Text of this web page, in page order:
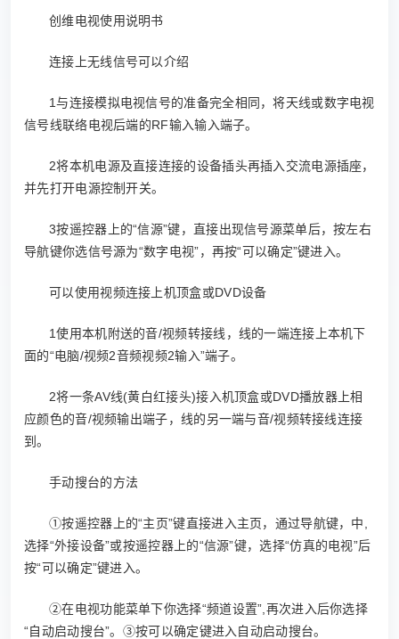
创维电视使用说明书
连接上无线信号可以介绍
1与连接模拟电视信号的准备完全相同，将天线或数字电视
信号线联络电视后端的RF输入输入端子。
2将本机电源及直接连接的设备插头再插入交流电源插座，
并先打开电源控制开关。
3按遥控器上的“信源”键，直接出现信号源菜单后，按左右
导航键你选信号源为“数字电视”，再按“可以确定”键进入。
可以使用视频连接上机顶盒或DVD设备
1使用本机附送的音/视频转接线，线的一端连接上本机下
面的“电脑/视频2音频视频2输入”端子。
2将一条AV线(黄白红接头)接入机顶盒或DVD播放器上相
应颜色的音/视频输出端子，线的另一端与音/视频转接线连接
到。
手动搜台的方法
①按遥控器上的“主页”键直接进入主页，通过导航键，中,
选择“外接设备”或按遥控器上的“信源”键，选择“仿真的电视”后
按“可以确定”键进入。
②在电视功能菜单下你选择“频道设置”,再次进入后你选择
“自动启动搜台”。③按可以确定键进入自动启动搜台。